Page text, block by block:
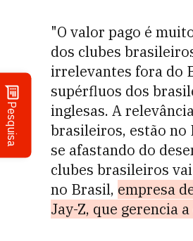
Pesquisa
"O valor pago é
dos clubes
irrelevantes fora do
supérfluos dos
inglesas. A
brasileiros, estão no
se afastando do
clubes brasileiros
no Brasil, empresa
Jay-Z, que gerencia